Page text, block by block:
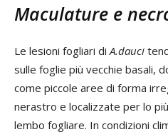
Maculature e
Le lesioni fogliari di A.dauci
sulle foglie più vecchie basali,
come piccole aree di forma
nerastro e localizzate per lo
lembo fogliare. In condizioni